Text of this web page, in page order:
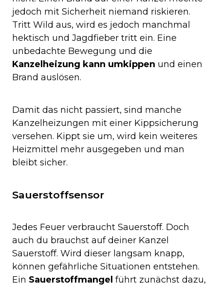
jedoch mit Sicherheit niemand riskieren.
Tritt Wild aus, wird es jedoch manchmal
hektisch und Jagdfieber tritt ein. Eine
unbedachte Bewegung und die
Kanzelheizung kann umkippen und einen
Brand auslösen.
Damit das nicht passiert, sind manche
Kanzelheizungen mit einer Kippsicherung
versehen. Kippt sie um, wird kein weiteres
Heizmittel mehr ausgegeben und man
bleibt sicher.
Sauerstoffsensor
Jedes Feuer verbraucht Sauerstoff. Doch
auch du brauchst auf deiner Kanzel
Sauerstoff. Wird dieser langsam knapp,
können gefährliche Situationen entstehen.
Ein Sauerstoffmangel führt zunächst dazu,